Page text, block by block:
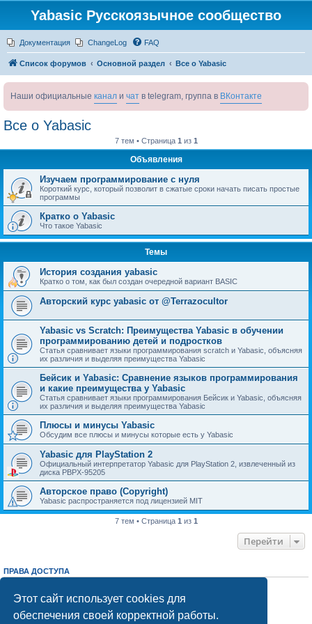
Этот сайт использует cookies для
обеспечения своей корректной работы.
Yabasic Русскоязычное сообщество
Документация ChangeLog FAQ
Список форумов Основной раздел Все о Yabasic
Наши официальные канал и чат в telegram, группа в ВКонтакте
Все о Yabasic
7 тем • Страница 1 из 1
Объявления
Изучаем программирование с нуля
Короткий курс, который позволит в сжатые сроки начать писать простые
программы
Кратко о Yabasic
Что такое Yabasic
Темы
История создания yabasic
Кратко о том, как был создан очередной вариант BASIC
Авторский курс yabasic от @Terrazocultor
Yabasic vs Scratch: Преимущества Yabasic в обучении
программированию детей и подростков
Статья сравнивает языки программирования scratch и Yabasic, объясняя
их различия и выделяя преимущества Yabasic
Бейсик и Yabasic: Сравнение языков программирования
и какие преимущества у Yabasic
Статья сравнивает языки программирования Бейсик и Yabasic, объясняя
их различия и выделяя преимущества Yabasic
Плюсы и минусы Yabasic
Обсудим все плюсы и минусы которые есть у Yabasic
Yabasic для PlayStation 2
Официальный интерпретатор Yabasic для PlayStation 2, извлеченный из
диска PBPX-95205
Авторское право (Copyright)
Yabasic распространяется под лицензией MIT
7 тем • Страница 1 из 1
Перейти
ПРАВА ДОСТУПА
Выне можетеотвечать на сообщения
Выне можетередактировать свои сообщения
Выне можетеудалять свои сообщения